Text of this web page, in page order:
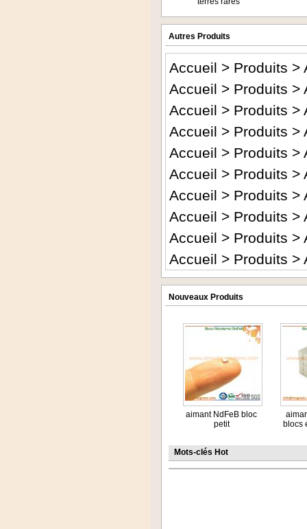
Autres Produits
Accueil > Produits >
Accueil > Produits >
Accueil > Produits >
Accueil > Produits >
Accueil > Produits >
Accueil > Produits >
Accueil > Produits >
Accueil > Produits >
Accueil > Produits >
Accueil > Produits >
Nouveaux Produits
aimant NdFeB bloc
petit
blocs
Mots-clés Hot